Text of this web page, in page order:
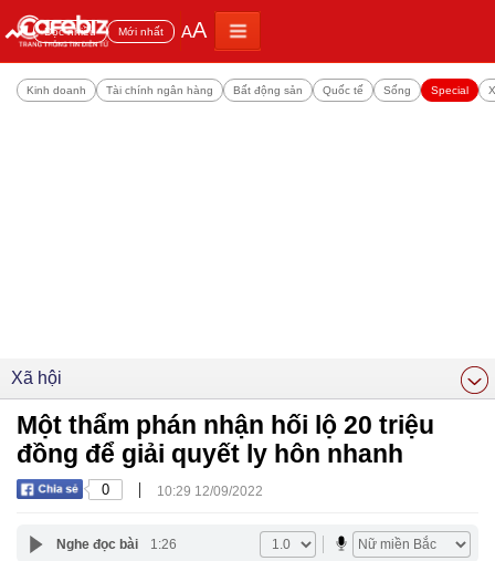
Đọc nhiều Mới nhất AA
Kinh doanh Tài chính ngân hàng Bất động sản Quốc tế Sống Special
Xã hội
Một thẩm phán nhận hối lộ 20 triệu
đồng để giải quyết ly hôn nhanh
0 | 10:29 12/09/2022
Nghe đọc bài 1:26